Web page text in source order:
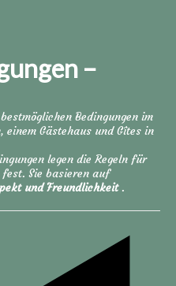
–
Bedingungen im
einem Gästehaus und Gîtes in
legen die Regeln für
Sie basieren auf
und Freundlichkeit.